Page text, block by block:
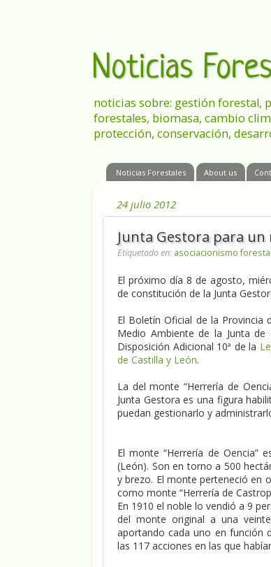
Noticias
noticias sobre: gestión forestal,
forestales, biomasa, cambio
protección, conservación,
Noticias Forestales About us
24 julio 2012
Junta Gestora para
Etiquetado en: asociacionismo forestal
El próximo día 8 de agosto,
de constitución de la Junta
El Boletín Oficial de la Provincia
Medio Ambiente de la Junta
Disposición Adicional 10ª de la
de Castilla y León.
La del monte “Herrería de
Junta Gestora es una figura
puedan gestionarlo y
El monte “Herrería de Oencia”
(León). Son en torno a 500
y brezo. El monte perteneció en
como monte “Herrería de
En 1910 el noble lo vendió a 9
del monte original a una
aportando cada uno en función
las 117 acciones en las que